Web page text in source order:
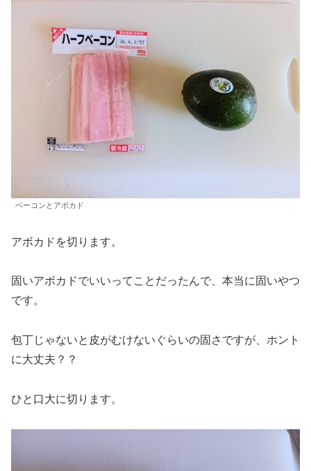
ベーコンとアボカド
アボカドを切ります。
固いアボカドでいいってことだったんで、本当に固いやつ
です。
包丁じゃないと皮がむけないぐらいの固さですが、ホント
に大丈夫？？
ひと口大に切ります。